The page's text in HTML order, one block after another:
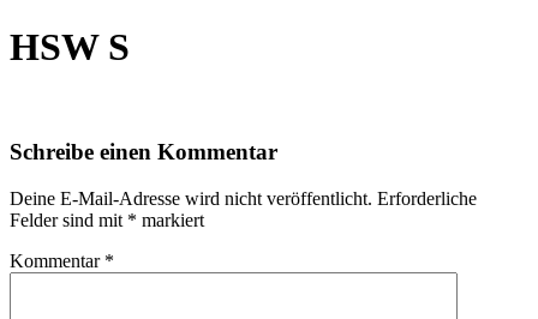
HSW S
Schreibe einen Kommentar
Deine E-Mail-Adresse wird nicht veröffentlicht. Erforderliche
Felder sind mit * markiert
Kommentar *